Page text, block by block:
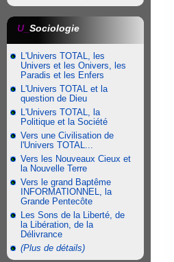
U_ Sociologie
L'Univers TOTAL, les
Univers et les Onivers, les
Paradis et les Enfers
L'Univers TOTAL et la
question de Dieu
L'Univers TOTAL, la
Politique et la Société
Vers une Civilisation de
l'Univers TOTAL...
Vers les Nouveaux Cieux et
la Nouvelle Terre
Vers le grand Baptême
INFORMATIONNEL, la
Grande Pentecôte
Les Sons de la Liberté, de
la Libération, de la
Délivrance
(Plus de détails)